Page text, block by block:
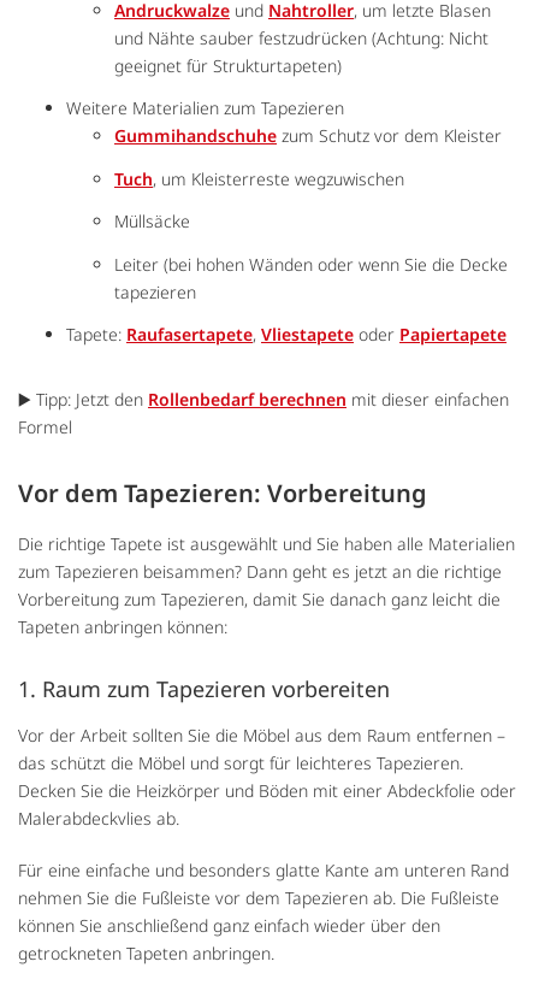
Andruckwalze und Nahtroller, um letzte Blasen
und Nähte sauber festzudrücken (Achtung: Nicht
geeignet für Strukturtapeten)
Weitere Materialien zum Tapezieren
Gummihandschuhe zum Schutz vor dem Kleister
Tuch, um Kleisterreste wegzuwischen
Müllsäcke
Leiter (bei hohen Wänden oder wenn Sie die Decke
tapezieren
Tapete: Raufasertapete, Vliestapete oder Papiertapete
▶️ Tipp: Jetzt den Rollenbedarf berechnen mit dieser einfachen
Formel
Vor dem Tapezieren: Vorbereitung
Die richtige Tapete ist ausgewählt und Sie haben alle Materialien
zum Tapezieren beisammen? Dann geht es jetzt an die richtige
Vorbereitung zum Tapezieren, damit Sie danach ganz leicht die
Tapeten anbringen können:
1. Raum zum Tapezieren vorbereiten
Vor der Arbeit sollten Sie die Möbel aus dem Raum entfernen –
das schützt die Möbel und sorgt für leichteres Tapezieren.
Decken Sie die Heizkörper und Böden mit einer Abdeckfolie oder
Malerabdeckvlies ab.
Für eine einfache und besonders glatte Kante am unteren Rand
nehmen Sie die Fußleiste vor dem Tapezieren ab. Die Fußleiste
können Sie anschließend ganz einfach wieder über den
getrockneten Tapeten anbringen.